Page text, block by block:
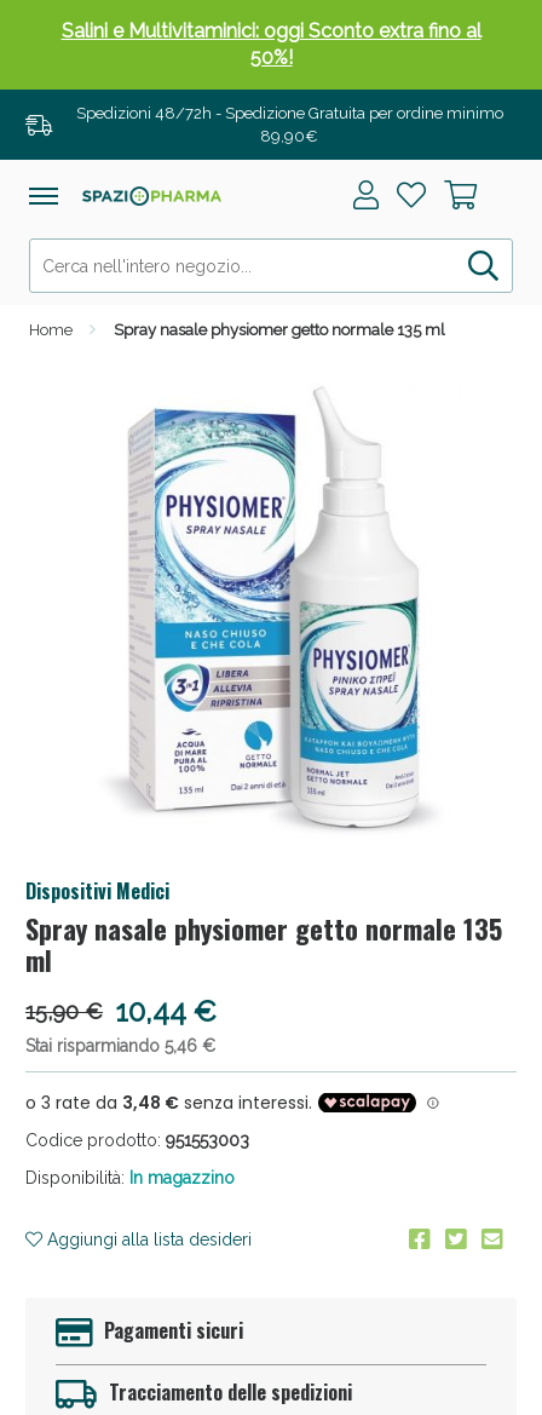
Spedizioni 48/72h - Spedizione Gratuita per ordine minimo
89,90€
Home Spray nasale physiomer getto normale 135 ml
Dispositivi Medici
Spray nasale physiomer getto normale 135
ml
15,90 € 10,44 €
Stai risparmiando 5,46 €
Codice prodotto: 951553003
Disponibilità: In magazzino
Aggiungi alla lista desideri
Pagamenti sicuri
Tracciamento delle spedizioni
Salini e Multivitaminici: oggi Sconto extra fino al
50%!
Anticellulite e Fanghi: Sconto fino al 40% valido
oggi!
Anticellulite e Fanghi: Sconto fino al 40% valido
Sconto fino al 55% disponibile oggi!